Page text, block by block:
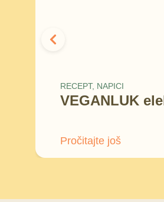
RECEPT, NAPICI
VEGANLUK
Pročitajte još